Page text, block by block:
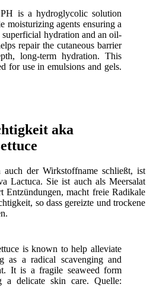
is a hydroglycolic solution
moisturizing agents ensuring a
hydration and an oil-
repair the cutaneous barrier
long-term hydration. This
for use in emulsions and gels.
aka
der Wirkstoffname schließt, ist
Lactuca. Sie ist auch als Meersalat
Entzündungen, macht freie Radikale
so dass gereizte und trockene
is known to help alleviate
as a radical scavenging and
It is a fragile seaweed form
a delicate skin care. Quelle: